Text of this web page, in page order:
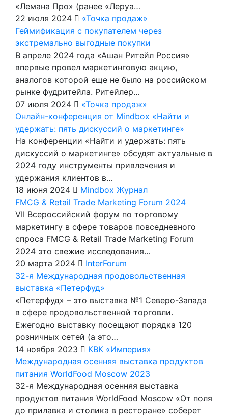
«Лемана Про» (ранее «Леруа…
22 июля 2024
«Точка продаж»
Геймификация с покупателем через
экстремально выгодные покупки
В апреле 2024 года «Ашан Ритейл Россия»
впервые провел маркетинговую акцию,
аналогов которой еще не было на российском
рынке фудритейла. Ритейлер…
07 июля 2024
«Точка продаж»
Онлайн-конференция от Mindbox «Найти и
удержать: пять дискуссий о маркетинге»
На конференции «Найти и удержать: пять
дискуссий о маркетинге» обсудят актуальные в
2024 году инструменты привлечения и
удержания клиентов в…
18 июня 2024
Mindbox Журнал
FMCG & Retail Trade Marketing Forum 2024
VII Всероссийский форум по торговому
маркетингу в сфере товаров повседневного
спроса FMCG & Retail Trade Marketing Forum
2024 это свежие исследования…
20 марта 2024
InterForum
32-я Международная продовольственная
выставка «Петерфуд»
«Петерфуд» – это выставка №1 Северо-Запада
в сфере продовольственной торговли.
Ежегодно выставку посещают порядка 120
розничных сетей (а это…
14 ноября 2023
КВК «Империя»
Международная осенняя выставка продуктов
питания WorldFood Moscow 2023
32-я Международная осенняя выставка
продуктов питания WorldFood Moscow «От поля
до прилавка и столика в ресторане» соберет